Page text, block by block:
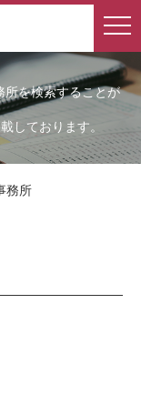
所を検索することが
しております。
務所